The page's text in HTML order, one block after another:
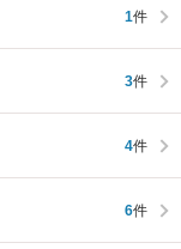
1件
3件
4件
6件